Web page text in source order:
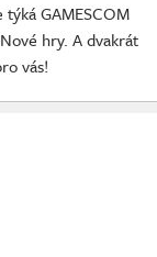
GAMESCOM
hry. A dvakrát
vás!